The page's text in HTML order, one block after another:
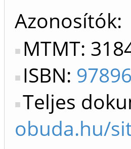
Azonosítók
MTMT:
ISBN:
Teljes
obuda.hu/